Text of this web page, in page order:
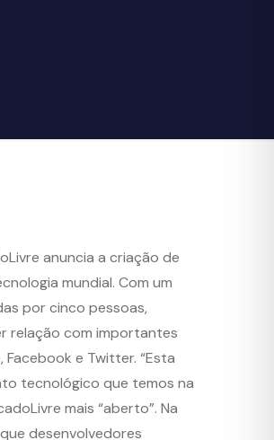
anuncia a criação de
mundial. Com um
por cinco pessoas,
relação com importantes
e Twitter. “Esta
tecnológico que temos na
mais “aberto”. Na
desenvolvedores